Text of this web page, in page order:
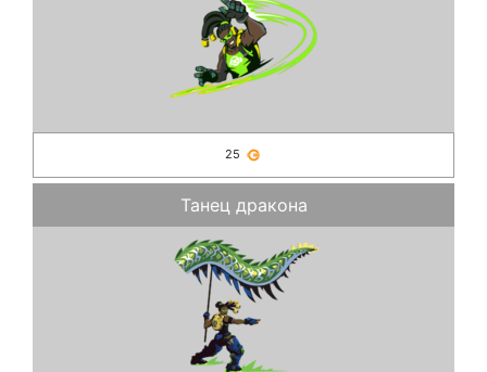
25
Танец дракона